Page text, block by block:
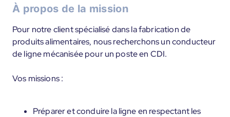
À propos de la mission
Pour notre client spécialisé dans la fabrication de
produits alimentaires, nous recherchons un conducteur
de ligne mécanisée pour un poste en CDI.
Vos missions :
Préparer et conduire la ligne en respectant les